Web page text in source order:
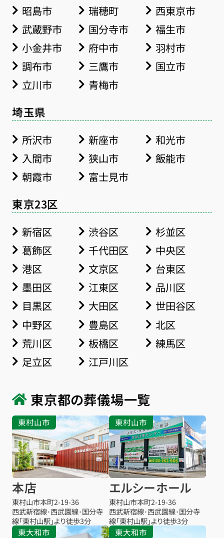
昭島市
瑞穂町
西東京市
武蔵野市
国分寺市
福生市
小金井市
府中市
羽村市
調布市
三鷹市
国立市
立川市
青梅市
埼玉県
所沢市 新座市
和光市
入間市
狭山市
飯能市
朝霞市
富士見市
東京23区
新宿区 渋谷区
杉並区
葛飾区
千代田区
中央区
港区
文京区
台東区
墨田区
江東区
品川区
目黒区
大田区
世田谷区
中野区
豊島区
北区
荒川区
板橋区
練馬区
足立区
江戸川区
東京都の葬儀場一覧
東村山市
本店
東村山市本町2-19-36
西武新宿線･西武園線･国分寺
線「東村山駅」より徒歩3分
東村山市
エルシーホール
東村山市本町2-19-36
西武新宿線･西武園線･国分寺
線「東村山駅」より徒歩3分
東大和市 東大和市